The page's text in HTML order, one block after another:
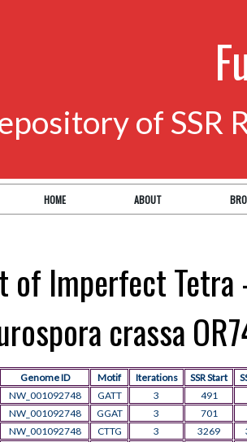
of SSR
HOME ABOUT
of Imperfect
crassa
Genome ID Motif Iterations SSR Start
NW_001092748 GATT 3
491
NW_001092748 GGAT 3
701
NW_001092748 CTTG 3 3269